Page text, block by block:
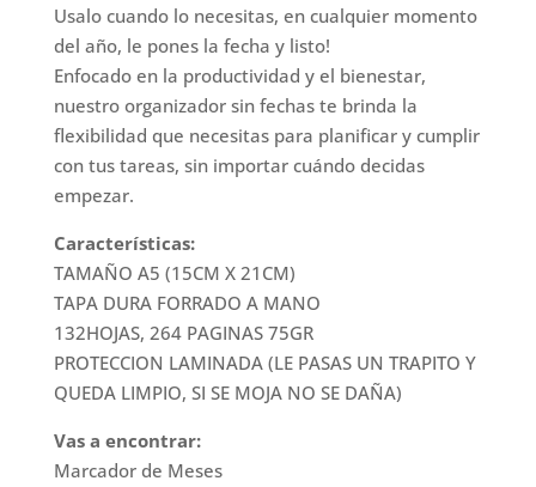
Usalo cuando lo necesitas, en cualquier momento
del año, le pones la fecha y listo!
Enfocado en la productividad y el bienestar,
nuestro organizador sin fechas te brinda la
flexibilidad que necesitas para planificar y cumplir
con tus tareas, sin importar cuándo decidas
empezar.
Características:
TAMAÑO A5 (15CM X 21CM)
TAPA DURA FORRADO A MANO
132HOJAS, 264 PAGINAS 75GR
PROTECCION LAMINADA (LE PASAS UN TRAPITO Y
QUEDA LIMPIO, SI SE MOJA NO SE DAÑA)
Vas a encontrar:
Marcador de Meses